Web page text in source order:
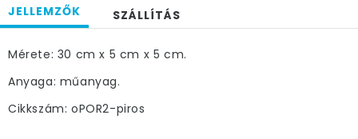
JELLEMZŐK SZÁLLÍTÁS
Mérete: 30 cm x 5 cm x 5 cm.
Anyaga: műanyag.
Cikkszám: oPOR2-piros